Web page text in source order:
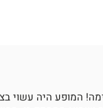
המופע היה עשוי